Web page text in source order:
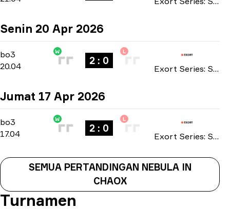
Senin 20 Apr 2026
bo3 Main Stage-
20.04
W
2 : 0
L
Exort Series: Season 25 2026
Jumat 17 Apr 2026
bo3 Main Stage-
17.04
W
2 : 0
L
Exort Series: Season 25 2026
SEMUA PERTANDINGAN NEBULA IN
CHAOX
Turnamen